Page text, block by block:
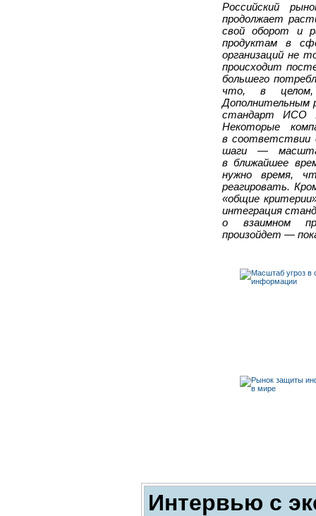
Российский
продолжает
свой оборот и
продуктам в
организаций не
происходит
большего
что, в целом,
Дополнительным
стандарт ИСО
Некоторые
в соответствии
шаги —
в ближайшее
нужно время,
реагировать.
«общие
интеграция
о взаимном
произойдет —
Интервью с